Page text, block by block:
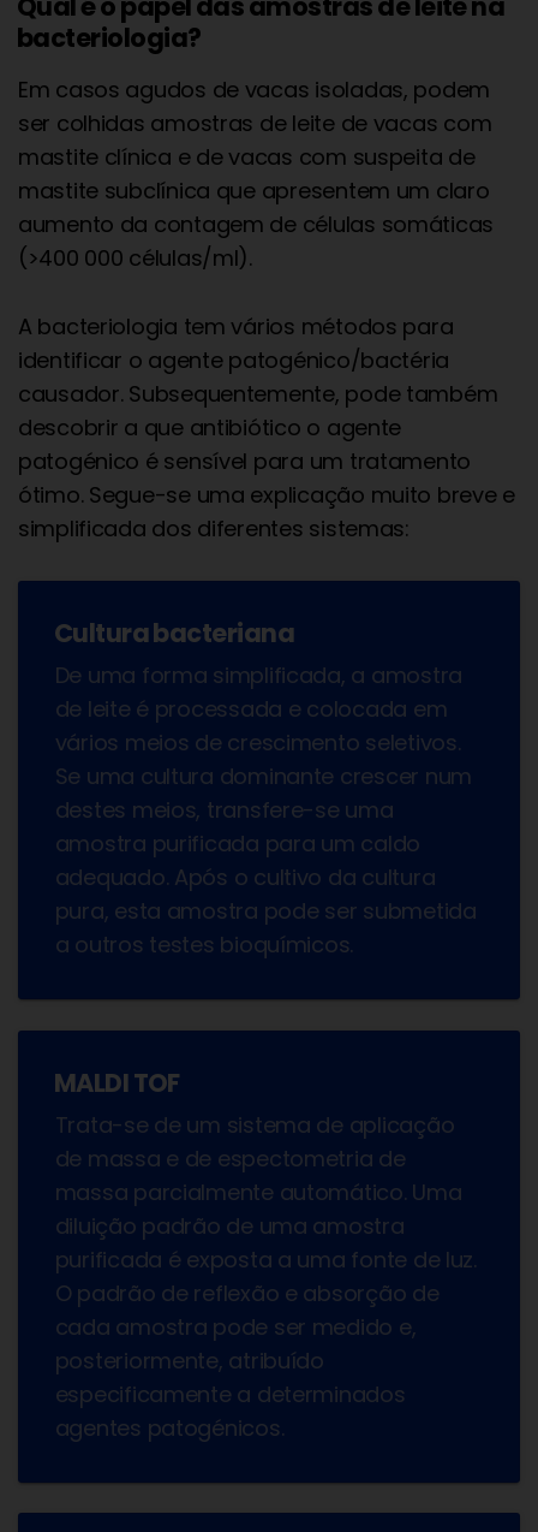
bacteriologia?
Em casos agudos de vacas isoladas, podem
ser colhidas amostras de leite de vacas com
mastite clínica e de vacas com suspeita de
mastite subclínica que apresentem um claro
aumento da contagem de células somáticas
(>400 000 células/ml).
A bacteriologia tem vários métodos para
identificar o agente patogénico/bactéria
causador. Subsequentemente, pode também
descobrir a que antibiótico o agente
patogénico é sensível para um tratamento
ótimo. Segue-se uma explicação muito breve e
simplificada dos diferentes sistemas:
Cultura bacteriana
De uma forma simplificada, a amostra
de leite é processada e colocada em
vários meios de crescimento seletivos.
Se uma cultura dominante crescer num
destes meios, transfere-se uma
amostra purificada para um caldo
adequado. Após o cultivo da cultura
pura, esta amostra pode ser submetida
a outros testes bioquímicos.
MALDI TOF
Trata-se de um sistema de aplicação
de massa e de espectometria de
massa parcialmente automático. Uma
diluição padrão de uma amostra
purificada é exposta a uma fonte de luz.
O padrão de reflexão e absorção de
cada amostra pode ser medido e,
posteriormente, atribuído
especificamente a determinados
agentes patogénicos.